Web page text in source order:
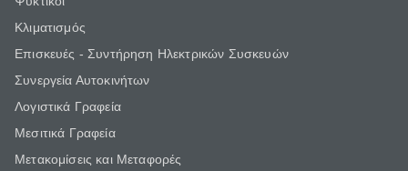
Κλιματισμός
Επισκευές - Συντήρηση Ηλεκτρικών Συσκευών
Συνεργεία Αυτοκινήτων
Λογιστικά Γραφεία
Μεσιτικά Γραφεία
Μετακομίσεις και Μεταφορές